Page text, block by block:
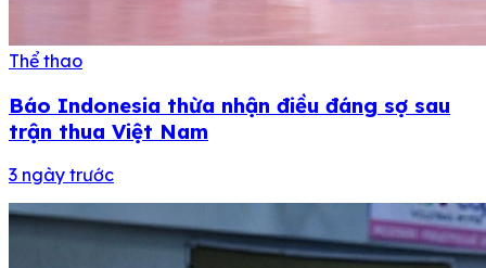
Thể thao
Báo Indonesia thừa nhận điều đáng sợ sau
trận thua Việt Nam
3 ngày trước